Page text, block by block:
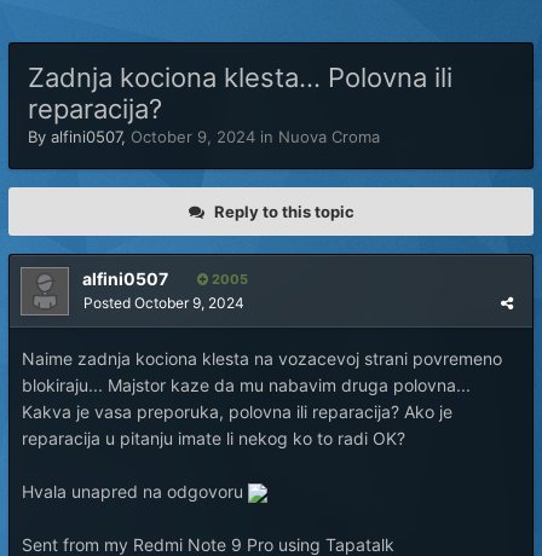
Zadnja kociona klesta... Polovna ili
reparacija?
By alfini0507, October 9, 2024 in Nuova Croma
Reply to this topic
alfini0507 2005
Posted October 9, 2024
Naime zadnja kociona klesta na vozacevoj strani povremeno
blokiraju... Majstor kaze da mu nabavim druga polovna...
Kakva je vasa preporuka, polovna ili reparacija? Ako je
reparacija u pitanju imate li nekog ko to radi OK?
Hvala unapred na odgovoru
Sent from my Redmi Note 9 Pro using Tapatalk